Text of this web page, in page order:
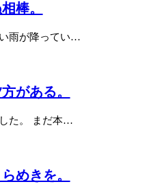
棒。
雨が降ってい…
がある。
た。 まだ本…
めきを。